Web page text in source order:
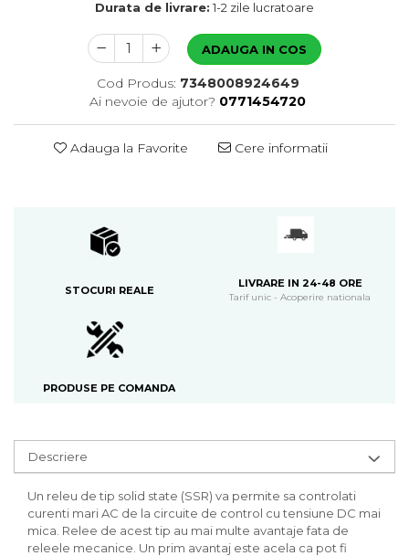
Durata de livrare: 1-2 zile lucratoare
ADAUGA IN COS
Cod Produs: 7348008924649
Ai nevoie de ajutor? 0771454720
Adauga la Favorite Cere informatii
STOCURI REALE
LIVRARE IN 24-48 ORE
Tarif unic - Acoperire nationala
PRODUSE PE COMANDA
Descriere
Un releu de tip solid state (SSR) va permite sa controlati
curenti mari AC de la circuite de control cu tensiune DC mai
mica. Relee de acest tip au mai multe avantaje fata de
releele mecanice. Un prim avantaj este acela ca pot fi